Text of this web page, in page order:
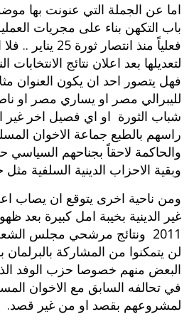
اما عن الجملة التي عنونت بها
باب التكهن بناء على مجريات
فعلياً منذ انتصار
فهل يتصور احد ان يكون العنوان
لليبرالي مصر او يساري مصر او
شباب الثورة او اي فصيل اخر غير
راسهم بالطبع جماعة الاخوان
والحاكمة لاحقاً بجناحهم السياسي
وبقية الاحزاب الدينية السلفية
ومن ناحية اخرى يتوقع ان يصاب
غير الدينية بخيبة امل كبيرة بعد
2011 ونتائج مرشحي مجلس
لن يتمكنوا من المشاركة بالبرلمان
البعض منهم خصوصا حزب الوفد
في تحالفه السابق مع الاخوان
لمشروعهم بقصد او من غير قصد.